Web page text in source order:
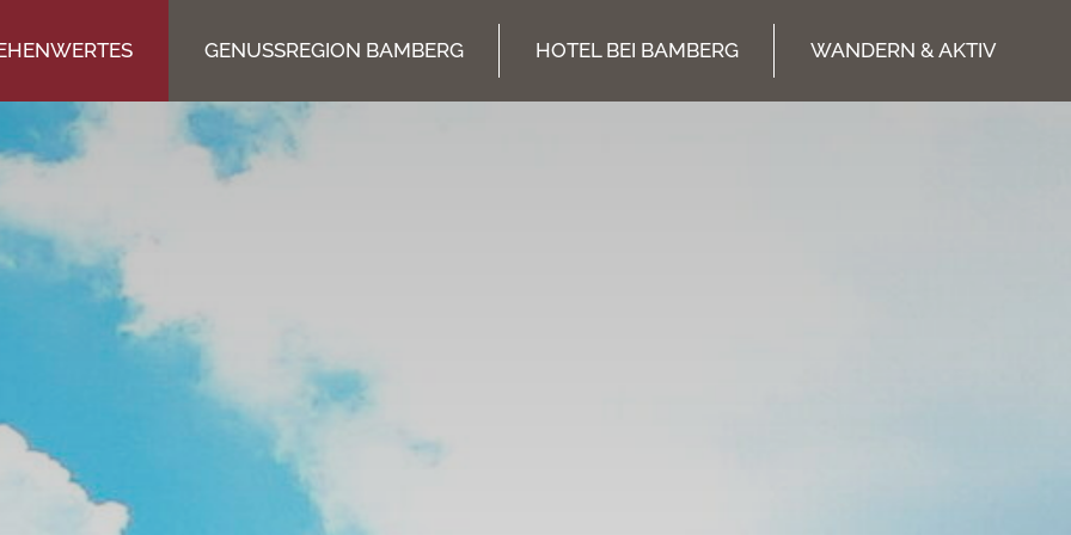
GENUSSREGION BAMBERG HOTEL BEI BAMBERG WANDERN & AKTIV